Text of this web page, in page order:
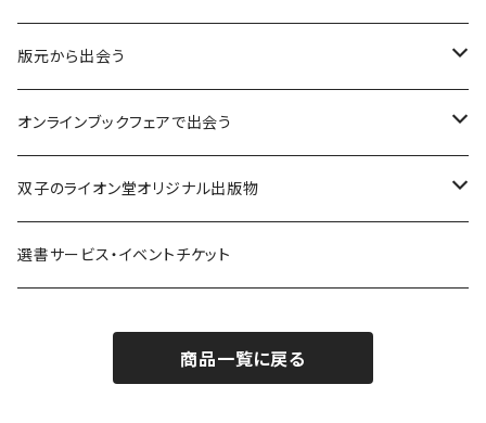
意志：自ら進む力
解体：固定観念を壊す
熱源：情熱を呼び起こす
共鳴：他者や世界とつながる
記憶：過去と向き合う
版元から出会う
荒蝦夷フェア
クオン
寿郎社
オンラインブックフェアで出会う
本屋発の文芸誌『しししし』フェア！！
韓国文学フェア！！
ZINE・同人誌フェア！！（2023年11月）
双子のライオン堂オリジナル出版物
書籍
選書サービス・イベントチケット
商品一覧に戻る